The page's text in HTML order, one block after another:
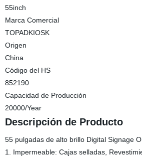
55inch
Marca Comercial
TOPADKIOSK
Origen
China
Código del HS
852190
Capacidad de Producción
20000/Year
Descripción de Producto
55 pulgadas de alto brillo Digital Signage
1. Impermeable: Cajas selladas,